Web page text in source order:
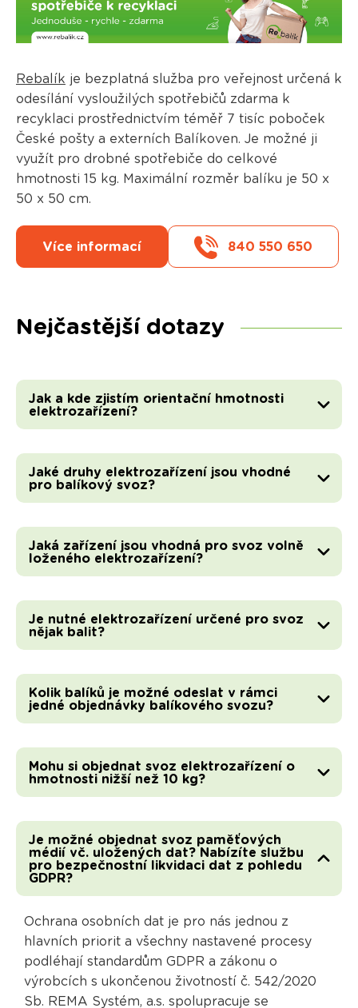
Rebalík je bezplatná služba pro veřejnost určená k
odesílání vysloužilých spotřebičů zdarma k
recyklaci prostřednictvím téměř 7 tisíc poboček
České pošty a externích Balíkoven. Je možné ji
využít pro drobné spotřebiče do celkové
hmotnosti 15 kg. Maximální rozměr balíku je 50 x
50 x 50 cm.
Více informací 840 550 650
Nejčastější dotazy
Jak a kde zjistím orientační hmotnosti
elektrozařízení?
Jaké druhy elektrozařízení jsou vhodné
pro balíkový svoz?
Jaká zařízení jsou vhodná pro svoz volně
loženého elektrozařízení?
Je nutné elektrozařízení určené pro svoz
nějak balit?
Kolik balíků je možné odeslat v rámci
jedné objednávky balíkového svozu?
Mohu si objednat svoz elektrozařízení o
hmotnosti nižší než 10 kg?
Je možné objednat svoz paměťových
médií vč. uložených dat? Nabízíte službu
pro bezpečnostní likvidaci dat z pohledu
GDPR?
Ochrana osobních dat je pro nás jednou z
hlavních priorit a všechny nastavené procesy
podléhají standardům GDPR a zákonu o
výrobcích s ukončenou životností č. 542/2020
Sb. REMA Systém, a.s. spolupracuje se